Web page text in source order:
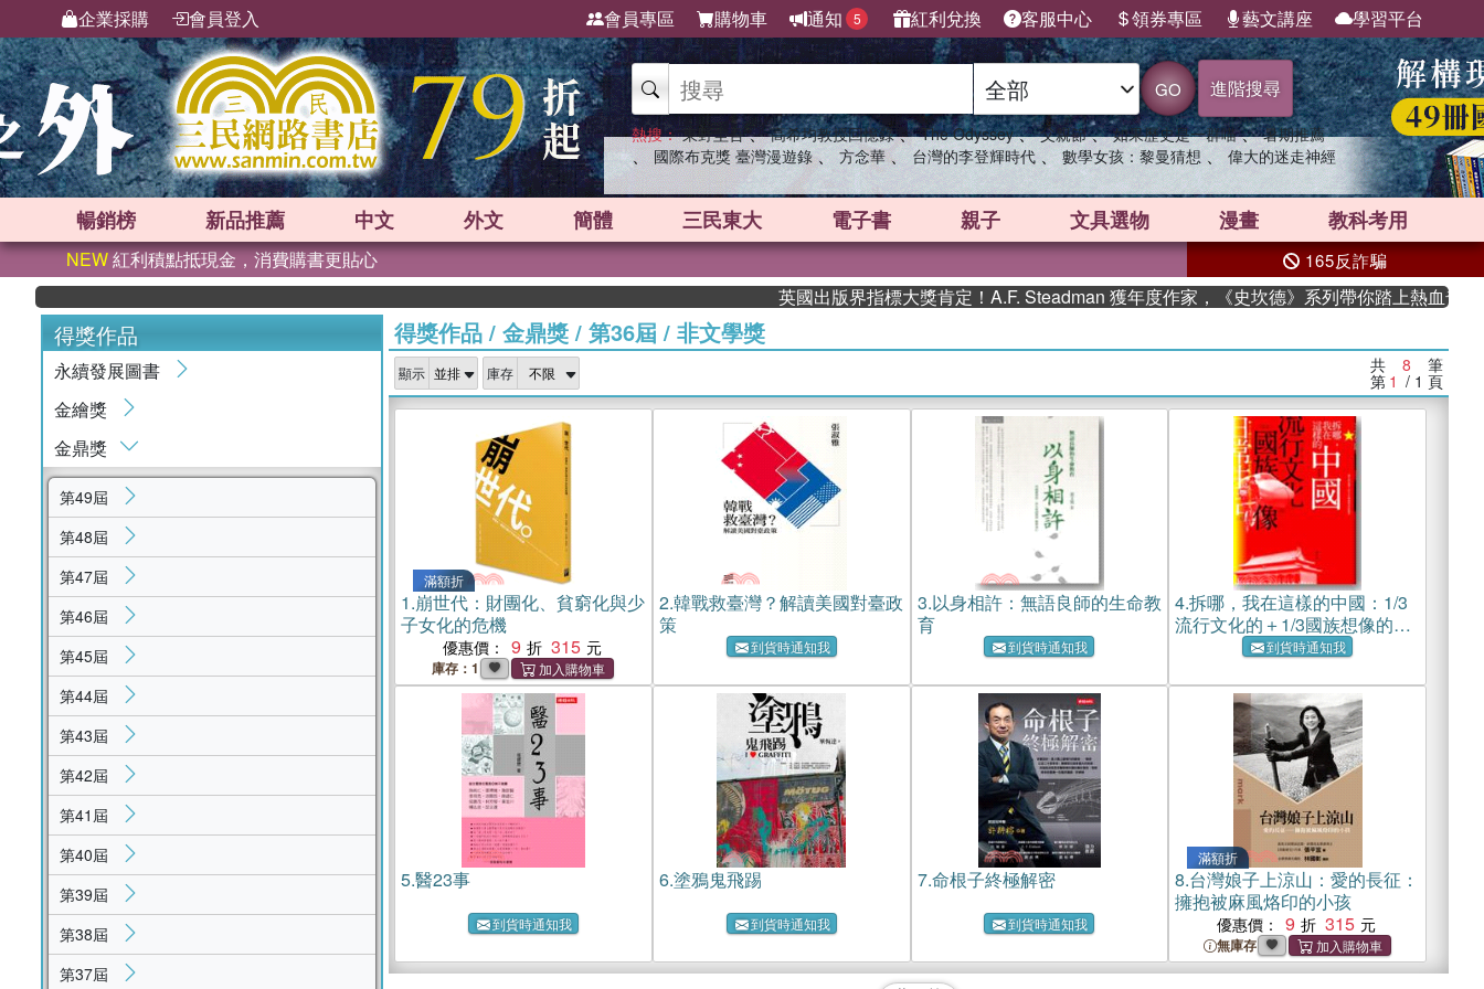
企業採購 會員登入 會員專區 購物車 通知 5 紅利兌換 客服中心 領券專區 藝文講座 學習平台
GO 進階搜尋
熱搜： 東野圭吾 、 高希均教授回憶錄 、 The Odyssey 、 父親節 、 如果歷史是一群喵 、 暑期推薦
、 國際布克獎 臺灣漫遊錄 、 方念華 、 台灣的李登輝時代 、 數學女孩：黎曼猜想 、 偉大的迷走神經
暢銷榜 新品推薦 中文 外文 簡體 三民東大 電子書 親子 文具選物 漫畫 教科考用
NEW紅利積點抵現金，消費購書更貼心 165反詐騙
英國出版界指標大獎肯定！A.F. Steadman 獲年度作家，《史坎德》系列帶你踏上熱血奇幻旅程
得獎作品
永續發展圖書
金繪獎
金鼎獎
第49屆
第48屆
第47屆
第46屆
第45屆
第44屆
第43屆
第42屆
第41屆
第40屆
第39屆
第38屆
第37屆
得獎作品 / 金鼎獎 / 第36屆 / 非文學獎
顯示 庫存 共 8 筆
第 1 / 1 頁
滿額折
1.崩世代：財團化、貧窮化與少
子女化的危機
優惠價： 9 315
庫存：1
2.韓戰救臺灣？解讀美國對臺政
策
到貨時通知我
3.以身相許：無語良師的生命教
育
到貨時通知我
4.拆哪，我在這樣的中國：1/3
流行文化的＋1/3國族想像的＋
1/3日常生活的到貨時通知我
5.醫23事
到貨時通知我
6.塗鴉鬼飛踢
到貨時通知我
7.命根子終極解密
到貨時通知我
滿額折
8.台灣娘子上涼山：愛的長征：
擁抱被麻風烙印的小孩
優惠價： 9 315
無庫存